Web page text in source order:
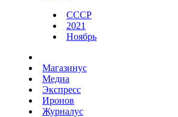
СССР
2021
Ноябрь
Магазинус
Медиа
Экспресс
Иронов
Журналус